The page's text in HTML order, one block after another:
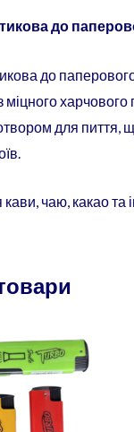
до
до
міцного
для пиття,
кави, чаю, какао та